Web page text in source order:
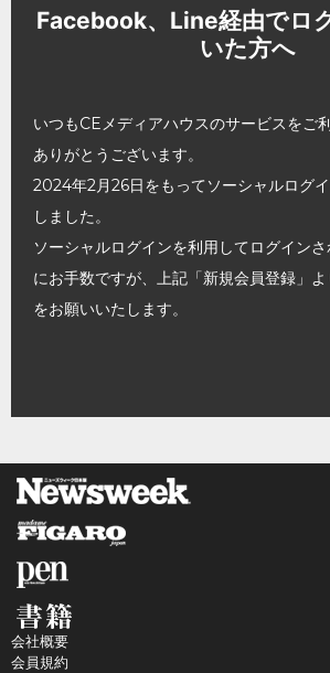
Facebook、Line経由でロ
いた方へ
いつもCEメディアハウスのサービスをご
ありがとうございます。
2024年2月26日をもってソーシャルログ
しました。
ソーシャルログインを利用してログイン
にお手数ですが、上記「新規会員登録」
をお願いいたします。
会社概要
会員規約